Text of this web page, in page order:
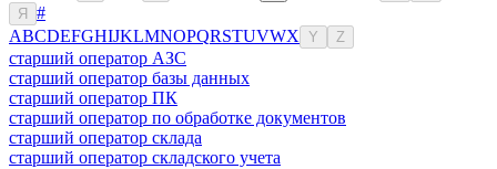
Я
#
ABCDEFGHIJKLMNOPQRSTUVWX Y Z
старший оператор АЗС
старший оператор базы данных
старший оператор ПК
старший оператор по обработке документов
старший оператор склада
старший оператор складского учета